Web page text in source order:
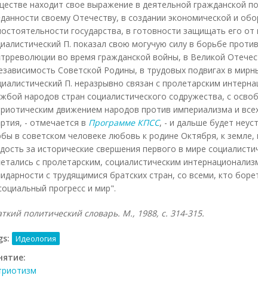
находит свое выражение в деятельной гражданской
своему Отечеству, в создании экономической и
государства, в готовности защищать его от
П. показал свою могучую силу в борьбе
во время гражданской войны, в Великой
Советской Родины, в трудовых подвигах в
П. неразрывно связан с пролетарским
народов стран социалистического содружества, с
движением народов против империализма и
- отмечается в Программе КПСС, - и дальше будет
в советском человеке любовь к родине Октября, к земле,
за исторические свершения первого в мире
с пролетарским, социалистическим
с трудящимися братских стран, со всеми, кто
прогресс и мир".
политический словарь. М., 1988, с. 314-315.
Идеология